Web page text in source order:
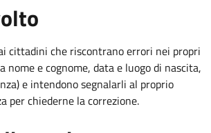
cittadini che riscontrano errori nei propri
nome e cognome, data e luogo di nascita,
e intendono segnalarli al proprio
per chiederne la correzione.